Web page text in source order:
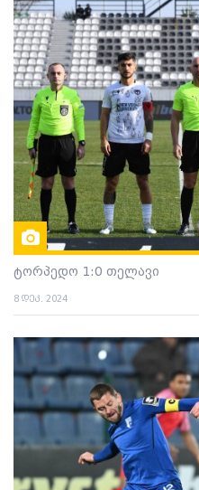
ტორპედო 1:0 თელავი
8 დეკ. 2024